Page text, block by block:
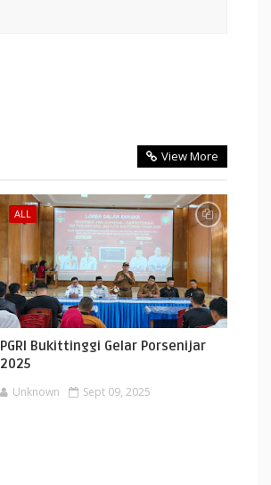
View More
ALL
PGRI Bukittinggi Gelar Porsenijar
2025
Unknown Sept 09, 2025